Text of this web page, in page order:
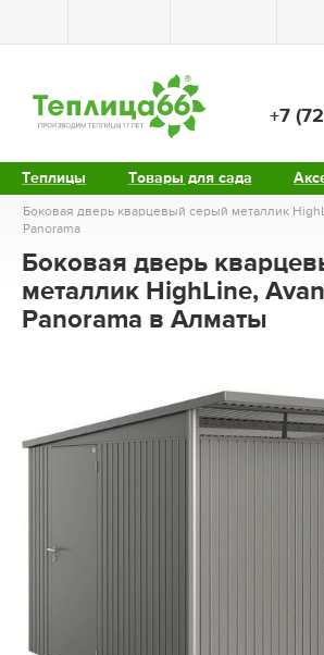
Теплицы Товары для сада
+7
Боковая дверь кварцевый серый металлик
Panorama
Боковая дверь
металлик HighLine,
Panorama в Алматы